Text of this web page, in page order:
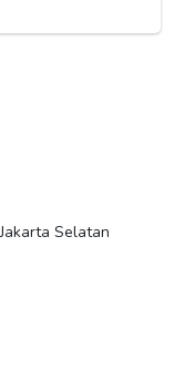
Selatan